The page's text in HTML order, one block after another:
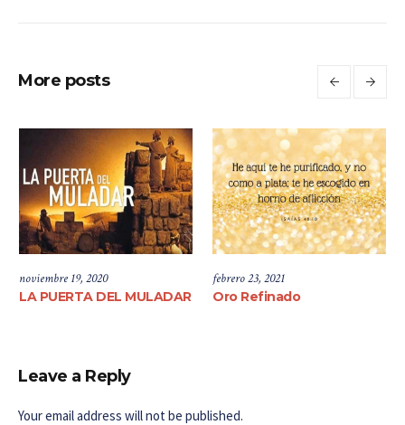
More posts
noviembre 19, 2020
LA PUERTA DEL MULADAR
febrero 23, 2021
Oro Refinado
Leave a Reply
Your email address will not be published.